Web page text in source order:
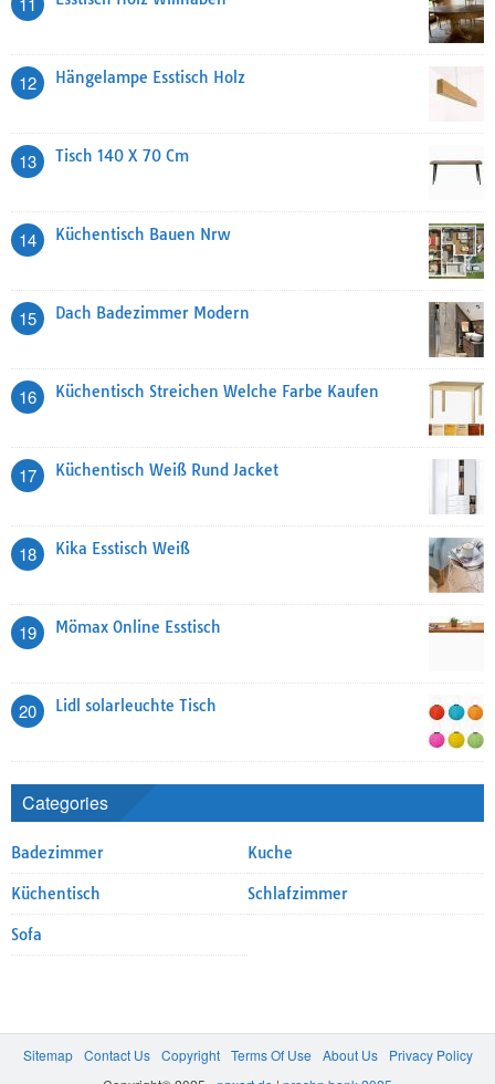
12 Hängelampe Esstisch Holz
13 Tisch 140 X 70 Cm
14 Küchentisch Bauen Nrw
15 Dach Badezimmer Modern
16 Küchentisch Streichen Welche Farbe Kaufen
17 Küchentisch Weiß Rund Jacket
18 Kika Esstisch Weiß
19 Mömax Online Esstisch
20 Lidl solarleuchte Tisch
Categories
Badezimmer Kuche
Küchentisch Schlafzimmer
Sofa
Sitemap Contact Us Copyright Terms Of Use About Us
Privacy Policy